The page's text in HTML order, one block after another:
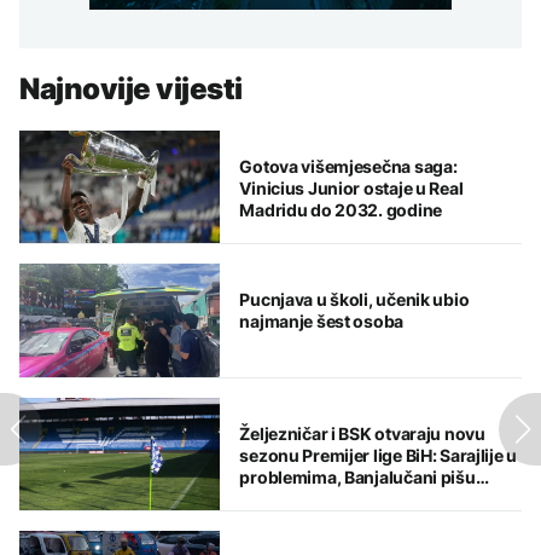
Najnovije vijesti
Gotova višemjesečna saga:
Vinicius Junior ostaje u Real
Madridu do 2032. godine
Pucnjava u školi, učenik ubio
najmanje šest osoba
Željezničar i BSK otvaraju novu
sezonu Premijer lige BiH: Sarajlije u
problemima, Banjalučani pišu